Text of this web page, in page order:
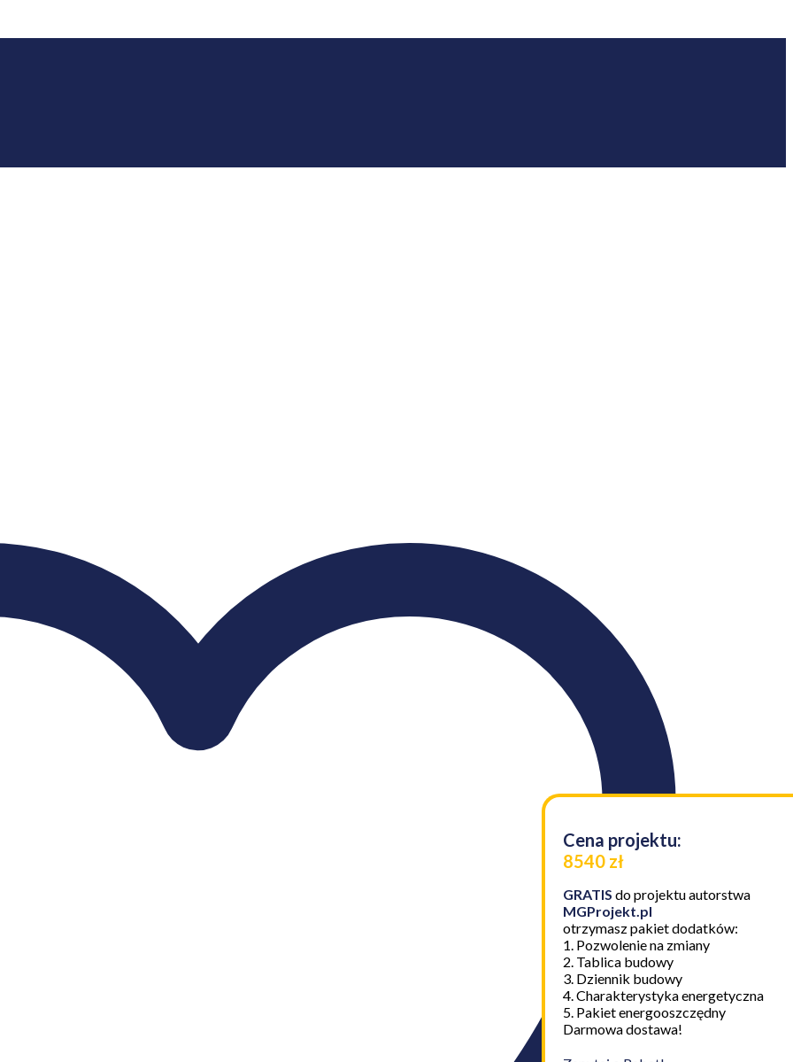
Cena projektu:
8540 zł
GRATIS do projektu autorstwa
MGProjekt.pl
otrzymasz pakiet dodatków:
1. Pozwolenie na zmiany
2. Tablica budowy
3. Dziennik budowy
4. Charakterystyka energetyczna
5. Pakiet energooszczędny
Darmowa dostawa!